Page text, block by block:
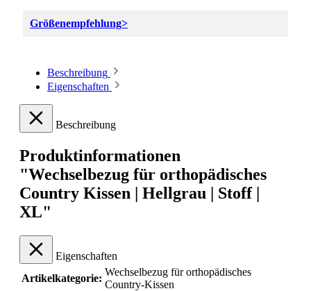
Größenempfehlung>
Beschreibung
Eigenschaften
Beschreibung
Produktinformationen
"Wechselbezug für orthopädisches
Country Kissen | Hellgrau | Stoff |
XL"
Eigenschaften
Artikelkategorie:
Wechselbezug für orthopädisches
Country-Kissen